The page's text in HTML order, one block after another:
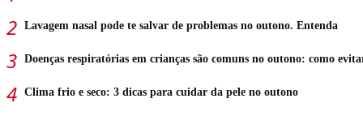
Lavagem nasal pode te salvar de problemas no outono. Entenda
Doenças respiratórias em crianças são comuns no outono: como
Clima frio e seco: 3 dicas para cuidar da pele no outono